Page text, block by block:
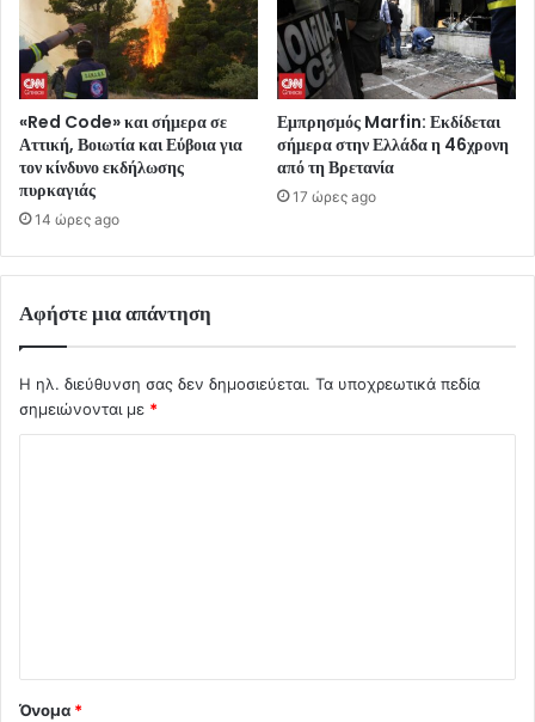
«Red Code» και σήμερα σε
Αττική, Βοιωτία και Εύβοια για
τον κίνδυνο εκδήλωσης
πυρκαγιάς
14 ώρες ago
Εμπρησμός Marfin: Εκδίδεται
σήμερα στην Ελλάδα η 46χρονη
από τη Βρετανία
17 ώρες ago
Αφήστε μια απάντηση
Η ηλ. διεύθυνση σας δεν δημοσιεύεται. Τα υποχρεωτικά πεδία
σημειώνονται με *
Όνομα *